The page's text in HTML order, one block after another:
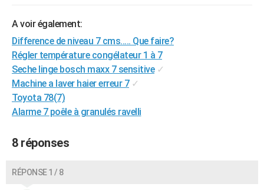
CARTE DE VOEUX
Carte de Noël
Carte Bonne année
Carte Saint-Valentin
Carte Pâques
Carte d'anniversaire
DICTIONNAIRE
Dictionnaire
Biographies
Citations
Expressions
Proverbes
PROGRAMME TV
COPAINS D'AVANT
FORUM
Bricolage
Lifestyle
Culture
Sport
Auto
Television
Voyage
Cinema
A voir également:
Difference de niveau 7 cms..... Que faire?
Régler température congélateur 1 à 7
Seche linge bosch maxx 7 sensitive ✓
Machine a laver haier erreur 7 ✓
Toyota 78(7)
Alarme 7 poêle à granulés ravelli
8 réponses
RÉPONSE 1 / 8